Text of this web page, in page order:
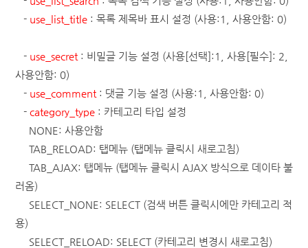
- use_list_title : 목록 제목바 표시 설정 (사용:1, 사용안함: 0)
- use_secret : 비밀글 기능 설정 (사용[선택]:1, 사용[필수]: 2,
사용안함: 0)
- use_comment : 댓글 기능 설정 (사용:1, 사용안함: 0)
- category_type : 카테고리 타입 설정
NONE: 사용안함
TAB_RELOAD: 탭메뉴 (탭메뉴 클릭시 새로고침)
TAB_AJAX: 탭메뉴 (탭메뉴 클릭시 AJAX 방식으로 데이타 불
러옴)
SELECT_NONE: SELECT (검색 버튼 클릭시에만 카테고리 적
용)
SELECT_RELOAD: SELECT (카테고리 변경시 새로고침)